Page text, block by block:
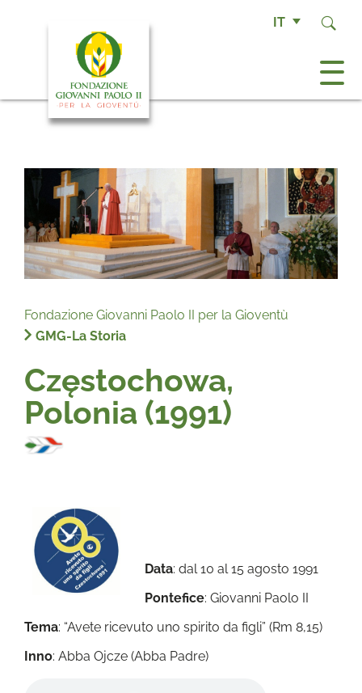
IT
Fondazione Giovanni Paolo II per la Gioventù
GMG-La Storia
Częstochowa,
Polonia (1991)
Data: dal 10 al 15 agosto 1991
Pontefice: Giovanni Paolo II
Tema: “Avete ricevuto uno spirito da figli” (Rm 8,15)
Inno: Abba Ojcze (Abba Padre)